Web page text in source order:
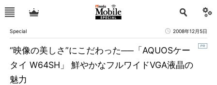
Special 2008年12月5日
“映像の美しさ”にこだわった──「AQUOSケー
タイ W64SH」 鮮やかなフルワイドVGA液晶の
魅力